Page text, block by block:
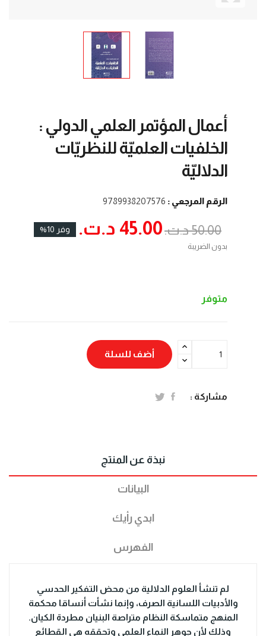
أعمال المؤتمر العلمي الدولي :
الخلفيات العلميّة للنظريّات
الدلاليّة
الرقم المرجعي : 9789938207576
50.00 د.ت.‏ 45.00 د.ت.‏ وفر 10%
بدون الضريبة
متوفر
أضف للسلة
مشاركة :
نبذة عن المنتج
البيانات
ابدي رأيك
الفهرس
لم تنشأ العلوم الدلالية من محض التفكير الحدسي
والأدبيات اللسانية الصرف، وإنما نشأت أنساقا محكمة
المنهج متماسكة النظام متراصة البنيان مطردة الكيان.
وذلك لأن جوهر النماء العلمي وتحققه هي القطائع